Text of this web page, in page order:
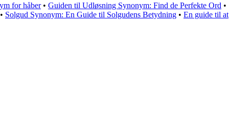
for håber• Guiden til Udløsning Synonym: Find de Perfekte Ord •
• Solgud Synonym: En Guide til Solgudens Betydning • En guide til at